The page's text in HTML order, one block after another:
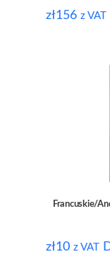
zł156 z VAT
Francuskie/
zł10 z VAT